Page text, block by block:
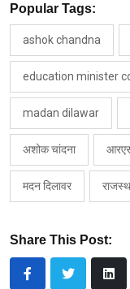
Popular Tags:
ashok chandna
education minister
madan dilawar
अशोक चांदना
मदन दिलावर
Share This Post: